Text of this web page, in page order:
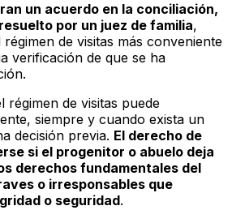
un acuerdo en la conciliación,
por un juez de familia,
de visitas más conveniente
verificación de que se ha
régimen de visitas puede
siempre y cuando exista un
decisión previa. El derecho de
si el progenitor o abuelo deja
derechos fundamentales del
o irresponsables que
o seguridad.